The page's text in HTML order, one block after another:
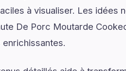
à visualiser. Les idées
De Porc Moutarde